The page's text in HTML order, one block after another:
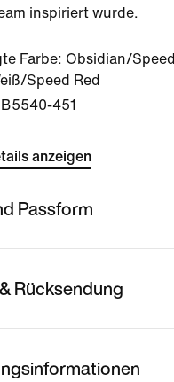
inspiriert wurde.
Farbe: Obsidian/Speed
Speed Red
IB5540-451
anzeigen
Passform
Rücksendung